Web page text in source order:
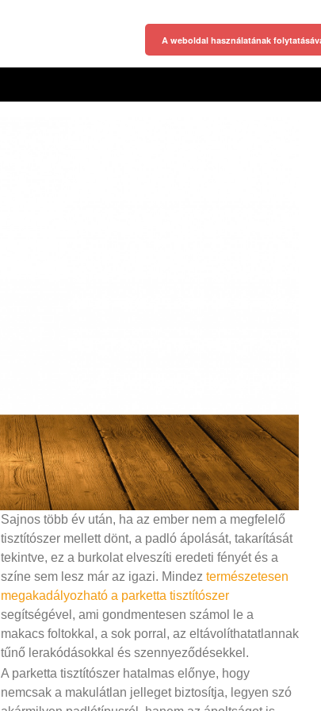
Sajnos több év után, ha az ember nem a megfelelő
tisztítószer mellett dönt, a padló ápolását, takarítását
tekintve, ez a burkolat elveszíti eredeti fényét és a
színe sem lesz már az igazi. Mindez természetesen
megakadályozható a parketta tisztítószer
segítségével, ami gondmentesen számol le a
makacs foltokkal, a sok porral, az eltávolíthatatlannak
tűnő lerakódásokkal és szennyeződésekkel.
A parketta tisztítószer hatalmas előnye, hogy
nemcsak a makulátlan jelleget biztosítja, legyen szó
A weboldal használatának